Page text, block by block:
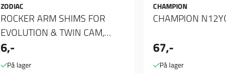
ZODIAC
ROCKER ARM SHIMS FOR
EVOLUTION & TWIN CAM,
Spacer 012"
6,-
På lager
CHAMPION
67,-
På lager